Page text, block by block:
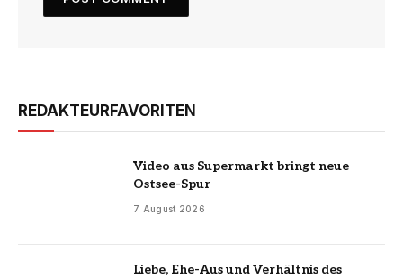
REDAKTEURFAVORITEN
Video aus Supermarkt bringt neue
Ostsee-Spur
7 August 2026
Liebe, Ehe-Aus und Verhältnis des